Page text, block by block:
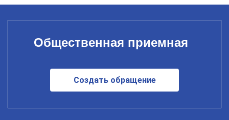
Общественная приемная
Создать обращение